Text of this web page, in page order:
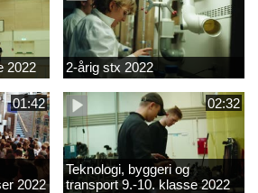
2022 2-årig stx 2022
01:42
2022
02:32
Teknologi, byggeri og
transport 9.-10. klasse 2022